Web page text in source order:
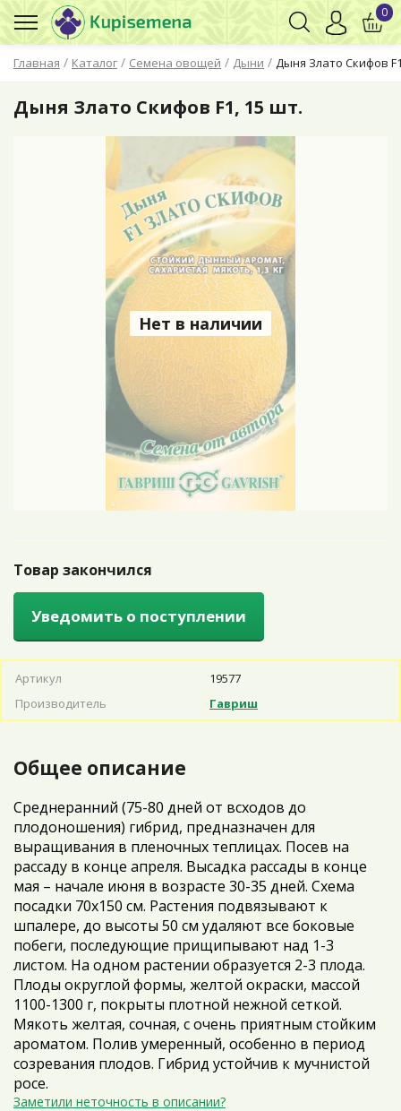
Главная / Каталог / Семена овощей / Дыни / Дыня Злато Скифов
0
Дыня Злато Скифов F1, 15 шт.
Нет в наличии
Товар закончился
Уведомить о поступлении
Артикул
19577
Производитель
Гавриш
Общее описание
Среднеранний (75-80 дней от всходов до
плодоношения) гибрид, предназначен для
выращивания в пленочных теплицах. Посев на
рассаду в конце апреля. Высадка рассады в конце
мая – начале июня в возрасте 30-35 дней. Схема
посадки 70х150 см. Растения подвязывают к
шпалере, до высоты 50 см удаляют все боковые
побеги, последующие прищипывают над 1-3
листом. На одном растении образуется 2-3 плода.
Плоды округлой формы, желтой окраски, массой
1100-1300 г, покрыты плотной нежной сеткой.
Мякоть желтая, сочная, с очень приятным стойким
ароматом. Полив умеренный, особенно в период
созревания плодов. Гибрид устойчив к мучнистой
росе.
Заметили неточность в описании?